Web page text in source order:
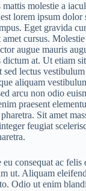
molestie a
lorem ipsum dolor
Eget gravida
cursus.
augue mauris
at. Ut etiam
lectus
aliquam
arcu non odio
praesent
Sit amet
feugiat
consequat ac felis
ut. Aliquam
Odio ut enim